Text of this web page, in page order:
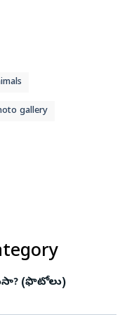
gallery
(ఫొటోలు)